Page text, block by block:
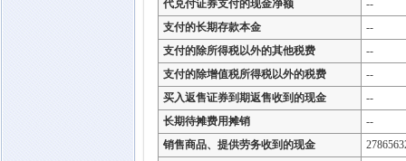
代兑付证券支付的现金净额
--
支付的长期存款本金
--
支付的除所得税以外的其他税费
--
支付的除增值税所得税以外的税费
--
买入返售证券到期返售收到的现金
--
长期待摊费用摊销
--
销售商品、提供劳务收到的现金